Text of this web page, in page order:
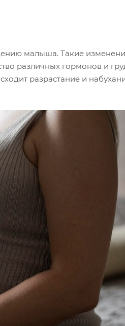
малыша. Такие
различных гормонов и
разрастание и